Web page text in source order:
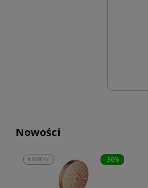
Nowości
-30%
NOWOŚĆ